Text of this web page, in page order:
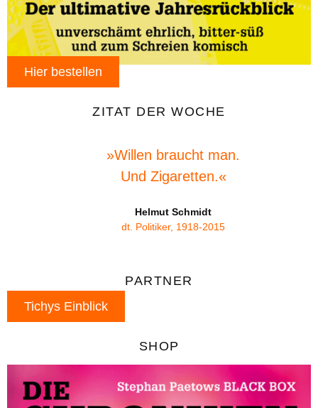
Hier bestellen
ZITAT DER WOCHE
»Willen braucht man.
Und Zigaretten.«
Helmut Schmidt
dt. Politiker, 1918-2015
PARTNER
Tichys Einblick
SHOP